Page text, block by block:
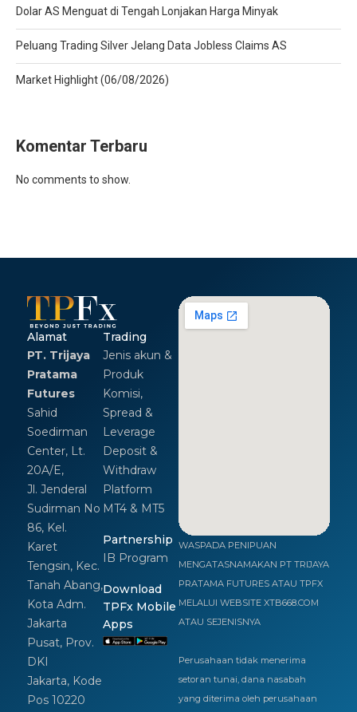
Dolar AS Menguat di Tengah Lonjakan Harga Minyak
Peluang Trading Silver Jelang Data Jobless Claims AS
Market Highlight (06/08/2026)
Komentar Terbaru
No comments to show.
Alamat
PT. Trijaya
Pratama
Futures
Sahid
Soedirman
Center, Lt.
20A/E,
Jl. Jenderal
Sudirman No
86, Kel.
Karet
Tengsin, Kec.
Tanah Abang,
Kota Adm.
Jakarta
Pusat, Prov.
DKI
Jakarta, Kode
Pos 10220
Trading
Jenis akun &
Produk
Komisi,
Spread &
Leverage
Deposit &
Withdraw
Platform
MT4 & MT5
Partnership
IB Program
Download
TPFx Mobile
Apps
WASPADA PENIPUAN
MENGATASNAMAKAN PT TRIJAYA
PRATAMA FUTURES ATAU TPFX
MELALUI WEBSITE XTB668.COM
ATAU SEJENISNYA
Perusahaan tidak menerima
setoran tunai, dana nasabah
yang diterima oleh perusahaan